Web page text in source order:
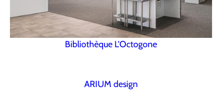
Bibliothèque L'Octogone
ARIUM design